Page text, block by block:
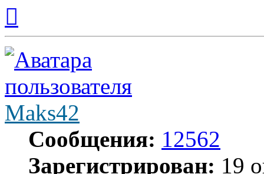
началу
Maks42
Сообщения: 12562
Зарегистрирован: 19